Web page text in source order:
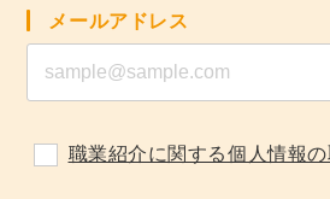
メールアドレス
職業紹介に関する個人情報